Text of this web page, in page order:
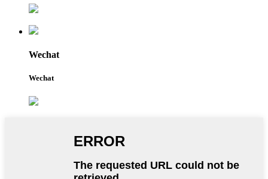
Wechat
Wechat